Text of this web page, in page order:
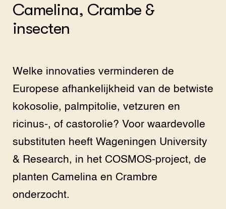
Camelina, Crambe &
insecten
Welke innovaties verminderen de
Europese afhankelijkheid van de betwiste
kokosolie, palmpitolie, vetzuren en
ricinus-, of castorolie? Voor waardevolle
substituten heeft Wageningen University
& Research, in het COSMOS-project, de
planten Camelina en Crambre
onderzocht.